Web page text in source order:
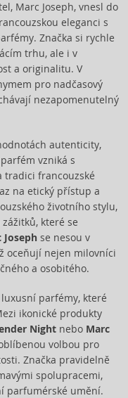
Marc Joseph, vnesl do
eleganci s
Značka si rychle
trhu, ale i v
a originalitu. V
pro nadčasový
nezapomenutelný
autenticity,
vzniká s
francouzské
na etický přístup a
životního stylu,
které se
Joseph se nesou v
oceňují nejen milovníci
a osobitého.
parfémy, které
ikonické produkty
Night nebo Marc
volbou pro
Značka pravidelně
spolupracemi,
parfumérské umění.